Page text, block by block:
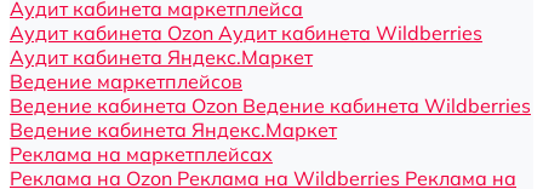
Аудит кабинета маркетплейса
Аудит кабинета Ozon Аудит кабинета Wildberries
Аудит кабинета Яндекс.Маркет
Ведение маркетплейсов
Ведение кабинета Ozon Ведение кабинета Wildberries
Ведение кабинета Яндекс.Маркет
Реклама на маркетплейсах
Реклама на Ozon Реклама на Wildberries Реклама на